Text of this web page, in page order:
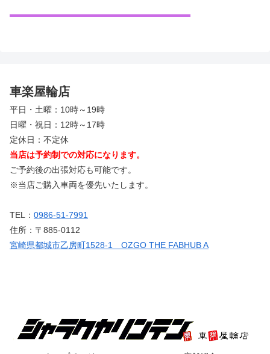
車楽屋輪店
平日・土曜：10時～19時
日曜・祝日：12時～17時
定休日：不定休
当店は予約制での対応になります。
ご予約後の出張対応も可能です。
※当店ご購入車両を優先いたします。
TEL： 0986-51-7991
住所：〒885-0112
宮崎県都城市乙房町1528-1 OZGO THE FABHUB A